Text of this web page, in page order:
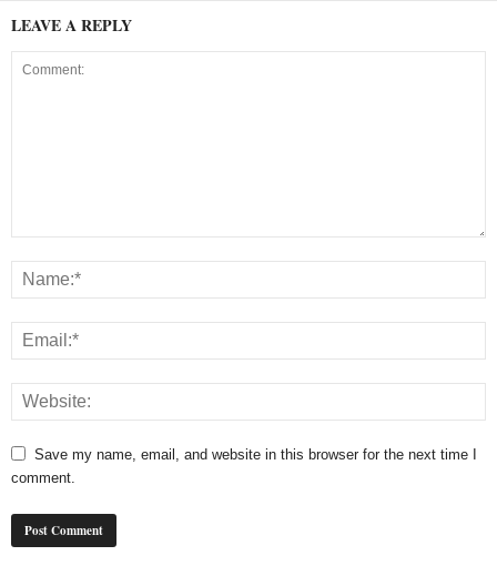
LEAVE A REPLY
Save my name, email, and website in this browser for the next time I
comment.